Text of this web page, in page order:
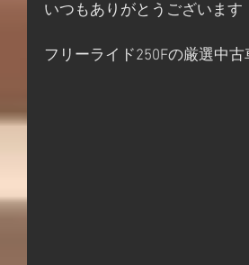
いつもありがとうございます
フリーライド250Fの厳選中古